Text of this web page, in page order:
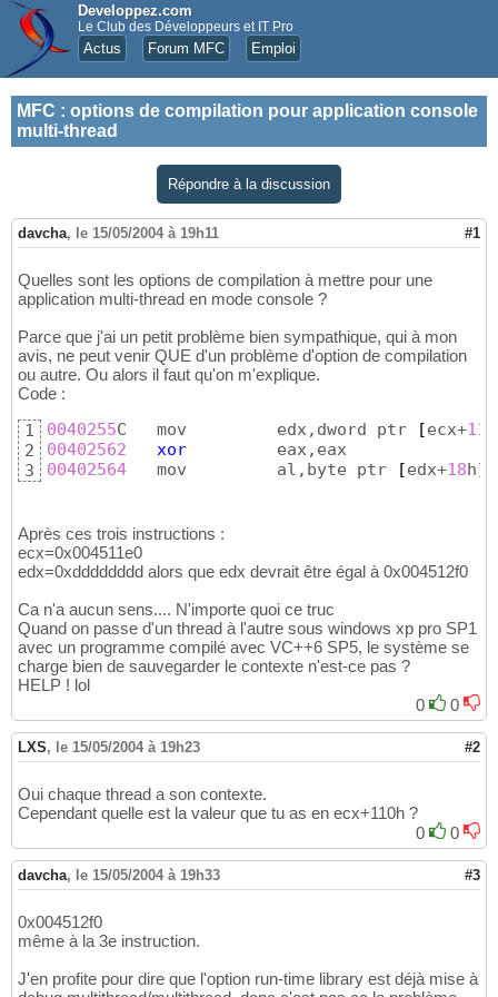
Developpez.com
Le Club des Développeurs et IT Pro
Actus Forum MFC Emploi
MFC : options de compilation pour application console
multi-thread
Répondre à la discussion
davcha, le 15/05/2004 à 19h11 #1
Quelles sont les options de compilation à mettre pour une
application multi-thread en mode console ?
Parce que j'ai un petit problème bien sympathique, qui à mon
avis, ne peut venir QUE d'un problème d'option de compilation
ou autre. Ou alors il faut qu'on m'explique.
Code :
1
2
3
0040255C   mov         edx,dword ptr [ecx+110
00402562
xor
00402564
   mov         al,byte ptr
[edx+18h]
Après ces trois instructions :
ecx=0x004511e0
edx=0xdddddddd alors que edx devrait être égal à 0x004512f0
Ca n'a aucun sens.... N'importe quoi ce truc
Quand on passe d'un thread à l'autre sous windows xp pro SP1
avec un programme compilé avec VC++6 SP5, le système se
charge bien de sauvegarder le contexte n'est-ce pas ?
HELP ! lol
0
0
LXS, le 15/05/2004 à 19h23 #2
Oui chaque thread a son contexte.
Cependant quelle est la valeur que tu as en ecx+110h ?
0
0
davcha, le 15/05/2004 à 19h33 #3
0x004512f0
même à la 3e instruction.
J'en profite pour dire que l'option run-time library est déjà mise à